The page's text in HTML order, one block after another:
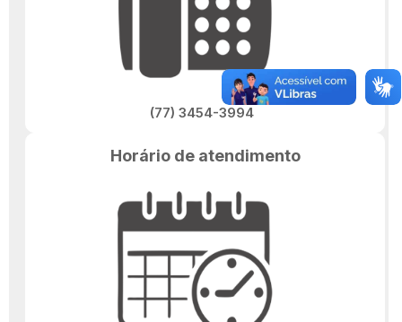
(77) 3454-3994
Horário de atendimento